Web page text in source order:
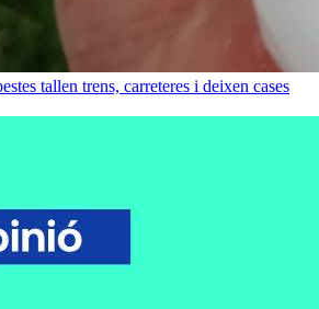
tallen trens, carreteres i deixen cases